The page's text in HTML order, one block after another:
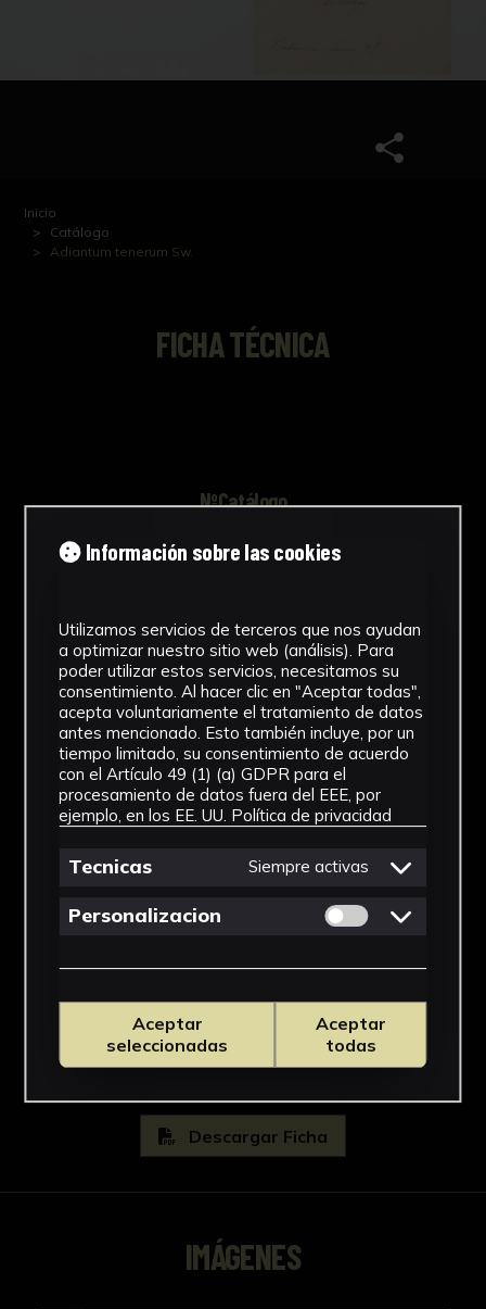
Inicio
Catálogo
Adiantum tenerum Sw.
FICHA TÉCNICA
NºCatálogo
FHEB-03680
Muestra Botánica
Cronología
SF
Fondo
Fondo Herbario
Descargar Ficha
IMÁGENES
Información sobre las cookies
Utilizamos servicios de terceros que nos ayudan
a optimizar nuestro sitio web (análisis). Para
poder utilizar estos servicios, necesitamos su
consentimiento. Al hacer clic en "Aceptar todas",
acepta voluntariamente el tratamiento de datos
antes mencionado. Esto también incluye, por un
tiempo limitado, su consentimiento de acuerdo
con el Artículo 49 (1) (a) GDPR para el
procesamiento de datos fuera del EEE, por
ejemplo, en los EE. UU. Política de privacidad
Tecnicas Siempre activas
Personalizacion Permitir cookies
Aceptar
seleccionadas
Aceptar
todas